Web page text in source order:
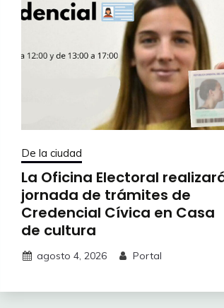
De la ciudad
La Oficina Electoral
jornada de trámites de
Credencial Cívica en Casa
de cultura
agosto 4, 2026 Portal